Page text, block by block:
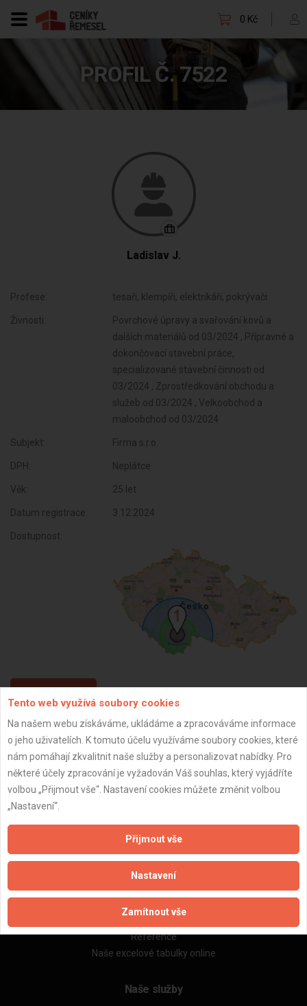
0 Kč
PROFIL Č. 7522
Ladislav J.
Profese: tesaři, klempíři, elektrikáři, pokrývači
Živnosti:
Povrchové úpravy a svařování kovů a
dalších materiálů od 03/2024 , Přípravné a
dokončovací stavební práce,
specializované stavební činnosti od
03/2024 , Zprostředkování obchodu a
služeb od 03/2024 , Velkoobchod a
maloobchod od 03/2024
Subjekt: Firma s.r.o.
DPH: Neplátce
Věk: 25 let
Datum registrace: 3.12.2024
Dostupnost:
ZPĚT
Aktualizováno z portálu ARES dne 03.12.2024 19:46:54
Naše firmy a řemeslníci
Zpracování a ochrana osobních údajů
Reference
Naše excelové tabulky online
Naše služby
Tento web využívá soubory cookies
Na našem webu získáváme, ukládáme a zpracováváme informace
o jeho uživatelích. K tomuto účelu využíváme soubory cookies, které
nám pomáhají zkvalitnit naše služby a personalizovat nabídky. Pro
některé účely zpracování je vyžadován Váš souhlas, který vyjádříte
volbou „Přijmout vše“. Nastavení cookies můžete změnit volbou
„Nastavení“.
Přijmout vše
Nastavení
Zamítnout vše